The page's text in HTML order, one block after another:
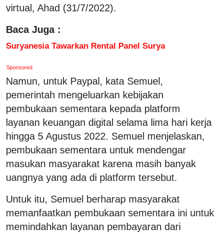
virtual, Ahad (31/7/2022).
Baca Juga :
Suryanesia Tawarkan Rental Panel Surya
Sponsored
Namun, untuk Paypal, kata Semuel,
pemerintah mengeluarkan kebijakan
pembukaan sementara kepada platform
layanan keuangan digital selama lima hari kerja
hingga 5 Agustus 2022. Semuel menjelaskan,
pembukaan sementara untuk mendengar
masukan masyarakat karena masih banyak
uangnya yang ada di platform tersebut.
Untuk itu, Semuel berharap masyarakat
memanfaatkan pembukaan sementara ini untuk
memindahkan layanan pembayaran dari